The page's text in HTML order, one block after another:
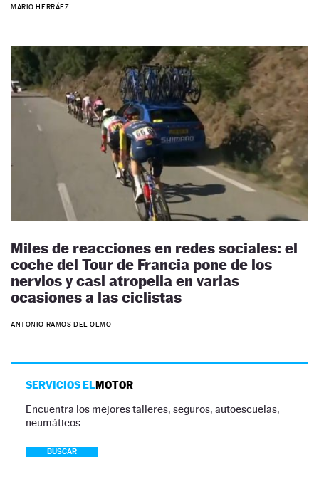
MARIO HERRÁEZ
Miles de reacciones en redes sociales: el
coche del Tour de Francia pone de los
nervios y casi atropella en varias
ocasiones a las ciclistas
ANTONIO RAMOS DEL OLMO
SERVICIOS ELMOTOR
Encuentra los mejores talleres, seguros, autoescuelas,
neumáticos…
BUSCAR